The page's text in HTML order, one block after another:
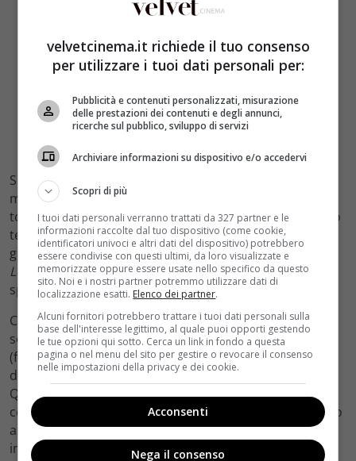
Secondo
misurando il successo non in termini di visualizzazioni
totali nelle prime settimane, ma di engagement a lungo
termine e fidelizzazione dell’abbonato. Una serie che
genera conversazione per mesi — comeThe White
LotusoSeverance— vale più di dieci serie che
spariscono dopo il weekend di lancio.
C’è poi un altro fattore economico spesso
sottovalutato: il costo delle cancellazioni. Netflix ha la
(famigerata) abitudine di cancellare serie dopo una o
due stagioni, lasciando spesso le storie incompiute.
Questo comportamento, nel tempo, ha creato una
certa diffidenza negli spettatori, che sempre più spesso
aspettano che una serie venga rinnovata prima di
iniziarla. Il modello delle limited series o delle stagioni
velvetcinema.it richiede il tuo consenso
per utilizzare i tuoi dati personali per:
Pubblicità e contenuti personalizzati, misurazione
delle prestazioni dei contenuti e degli annunci,
ricerche sul pubblico, sviluppo di servizi
Archiviare informazioni su dispositivo e/o accedervi
Scopri di più
I tuoi dati personali verranno trattati da 327 partner e le
informazioni raccolte dal tuo dispositivo (come cookie,
identificatori univoci e altri dati del dispositivo) potrebbero
essere condivise con questi ultimi, da loro visualizzate e
memorizzate oppure essere usate nello specifico da questo
sito. Noi e i nostri partner potremmo utilizzare dati di
localizzazione esatti. Elenco dei partner.
Alcuni fornitori potrebbero trattare i tuoi dati personali sulla
base dell'interesse legittimo, al quale puoi opporti gestendo
le tue opzioni qui sotto. Cerca un link in fondo a questa
pagina o nel menu del sito per gestire o revocare il consenso
nelle impostazioni della privacy e dei cookie.
Acconsenti
Nega il consenso